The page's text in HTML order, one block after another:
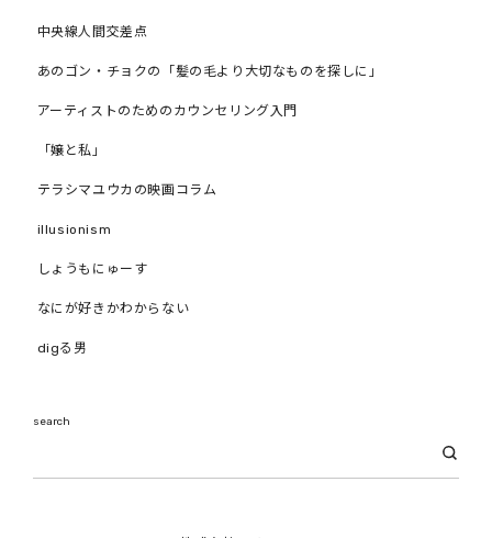
中央線人間交差点
あのゴン・チョクの「髪の毛より大切なものを探しに」
アーティストのためのカウンセリング入門
「嬢と私」
テラシマユウカの映画コラム
illusionism
しょうもにゅーす
なにが好きかわからない
digる男
search